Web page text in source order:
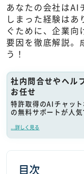
あなたの会社はAI
しまった経験は
ぐために、企業向
要因を徹底解説。
う！
社内問合せやヘル
お任せ
特許取得のAIチャッ
の無料サポートが人気
...詳しく見る
目次